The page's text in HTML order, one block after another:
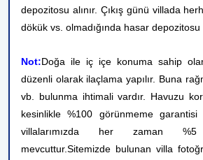
depozitosu alınır. Çıkış günü villada
dökük vs. olmadığında hasar depozitosu
Not:Doğa ile iç içe konuma sahip
düzenli olarak ilaçlama yapılır. Buna
vb. bulunma ihtimali vardır. Havuzu
kesinlikle %100 görünmeme garantisi
villalarımızda her zaman
mevcuttur.Sitemizde bulunan villa